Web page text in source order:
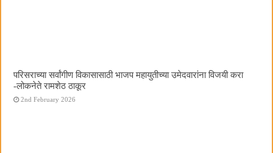
परिसराच्या सर्वांगीण विकासासाठी भाजप महायुतीच्या उमेदवारांना विजयी करा
-लोकनेते रामशेठ ठाकूर
2nd February 2026